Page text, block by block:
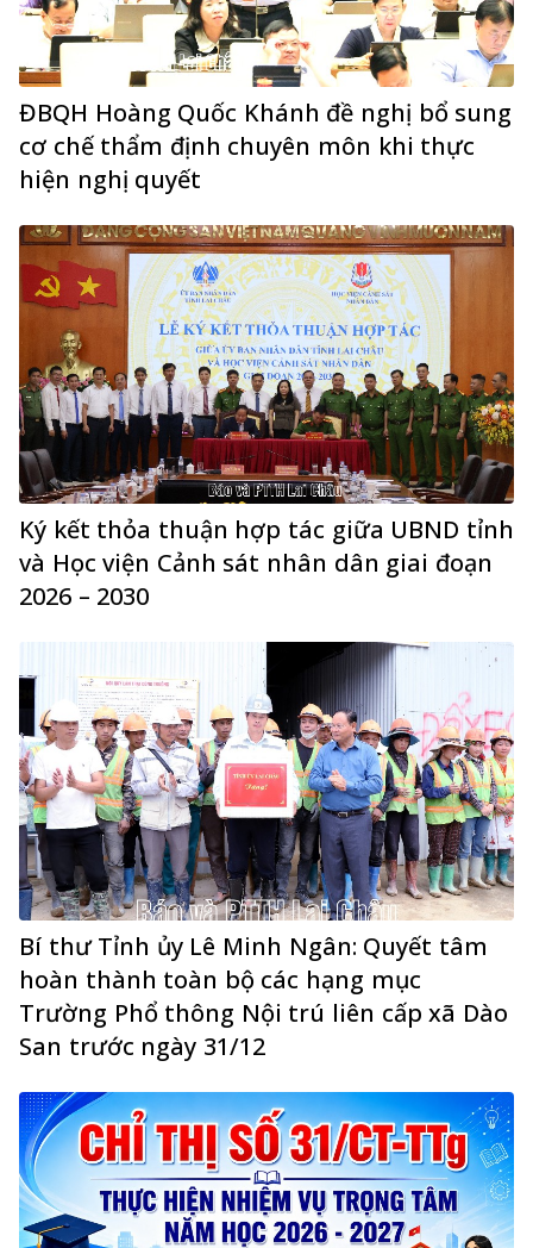
ĐBQH Hoàng Quốc Khánh đề nghị bổ sung
cơ chế thẩm định chuyên môn khi thực
hiện nghị quyết
Ký kết thỏa thuận hợp tác giữa UBND tỉnh
và Học viện Cảnh sát nhân dân giai đoạn
2026 – 2030
Bí thư Tỉnh ủy Lê Minh Ngân: Quyết tâm
hoàn thành toàn bộ các hạng mục
Trường Phổ thông Nội trú liên cấp xã Dào
San trước ngày 31/12